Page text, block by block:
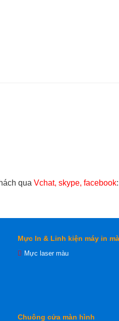
qua Vchat, skype, facebook:
Mực In & Linh kiện máy in
Mực laser màu
Chuông cửa màn hình